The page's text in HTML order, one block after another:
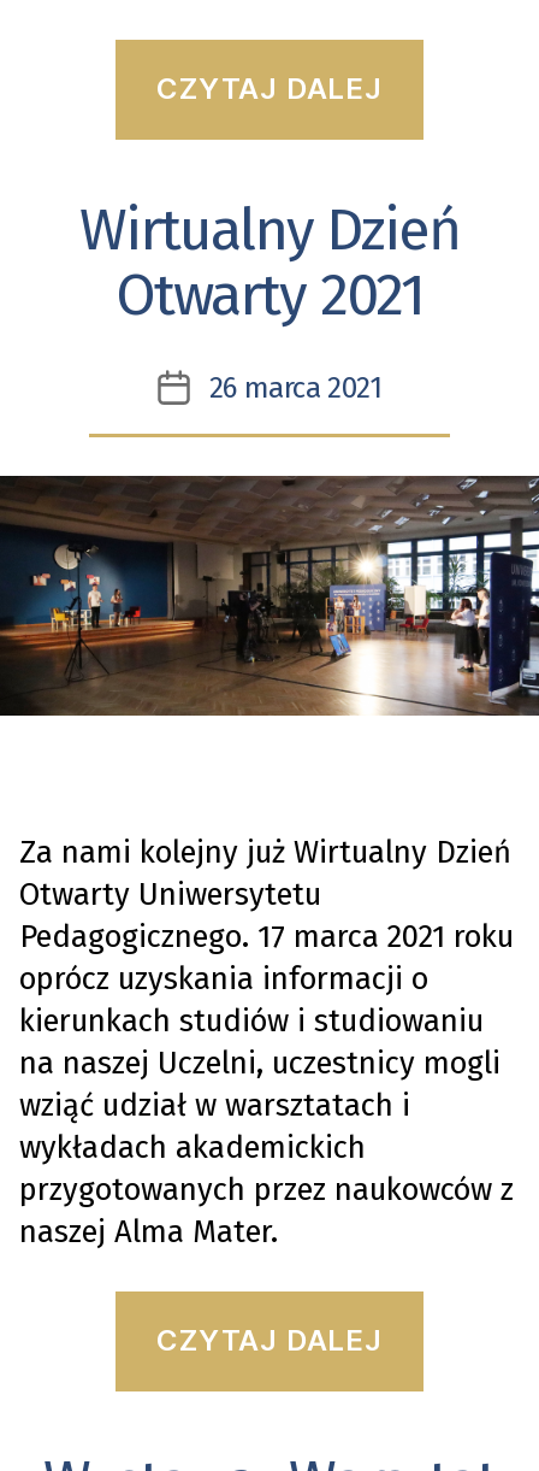
CZYTAJ DALEJ
w
Kategorie
Wirtualny Dzień
Otwarty 2021
Data
wpisu
26 marca 2021
Za nami kolejny już Wirtualny Dzień
Otwarty Uniwersytetu
Pedagogicznego. 17 marca 2021 roku
oprócz uzyskania informacji o
kierunkach studiów i studiowaniu
na naszej Uczelni, uczestnicy mogli
wziąć udział w warsztatach i
wykładach akademickich
przygotowanych przez naukowców z
naszej Alma Mater.
CZYTAJ DALEJ